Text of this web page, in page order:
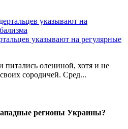
указывают на регулярные
олениной, хотя и не
сородичей. Сред...
регионы Украины?